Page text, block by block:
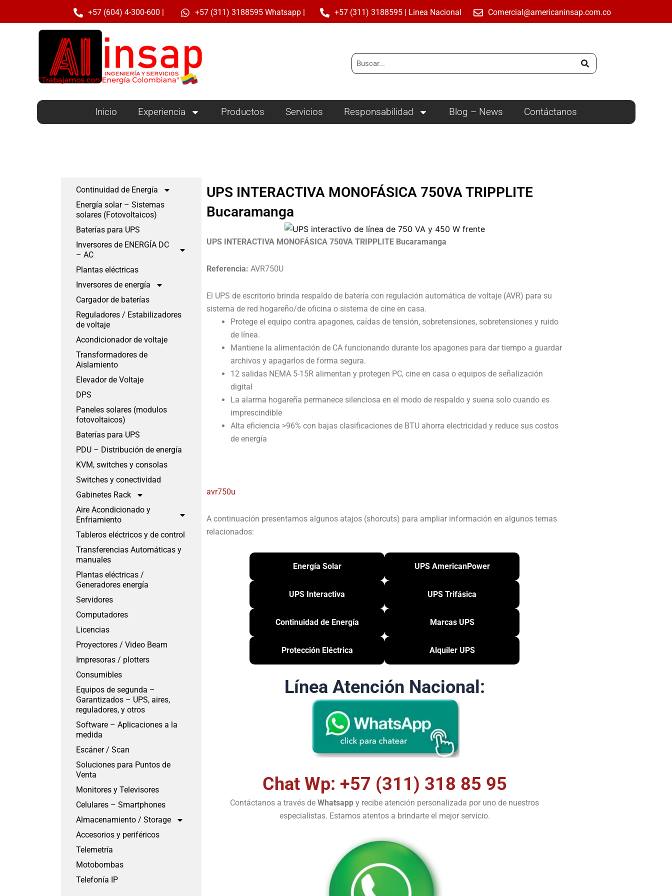
+57 (604) 4-300-600 | +57 (311) 3188595 Whatsapp | +57 (311) 3188595 | Linea Nacional Comercial@americaninsap.com.co
Inicio Experiencia Productos Servicios Responsabilidad Blog – News Contáctanos
Continuidad de Energía
Energía solar – Sistemas
solares (Fotovoltaicos)
Baterías para UPS
Inversores de ENERGÍA DC
– AC
Plantas eléctricas
Inversores de energía
Cargador de baterías
Reguladores / Estabilizadores
de voltaje
Acondicionador de voltaje
Transformadores de
Aislamiento
Elevador de Voltaje
DPS
Paneles solares (modulos
fotovoltaicos)
Baterías para UPS
PDU – Distribución de energía
KVM, switches y consolas
Switches y conectividad
Gabinetes Rack
Aire Acondicionado y
Enfriamiento
Tableros eléctricos y de control
Transferencias Automáticas y
manuales
Plantas eléctricas /
Generadores energía
Servidores
Computadores
Licencias
Proyectores / Video Beam
Impresoras / plotters
Consumibles
Equipos de segunda –
Garantizados – UPS, aires,
reguladores, y otros
Software – Aplicaciones a la
medida
Escáner / Scan
Soluciones para Puntos de
Venta
Monitores y Televisores
Celulares – Smartphones
Almacenamiento / Storage
Accesorios y periféricos
Telemetría
Motobombas
Telefonía IP
UPS INTERACTIVA MONOFÁSICA 750VA TRIPPLITE
Bucaramanga
UPS INTERACTIVA MONOFÁSICA 750VA TRIPPLITE Bucaramanga
Referencia: AVR750U
El UPS de escritorio brinda respaldo de batería con regulación automática de voltaje (AVR) para su
sistema de red hogareño/de oficina o sistema de cine en casa.
Protege el equipo contra apagones, caídas de tensión, sobretensiones, sobretensiones y ruido
de línea.
Mantiene la alimentación de CA funcionando durante los apagones para dar tiempo a guardar
archivos y apagarlos de forma segura.
12 salidas NEMA 5-15R alimentan y protegen PC, cine en casa o equipos de señalización
digital
La alarma hogareña permanece silenciosa en el modo de respaldo y suena solo cuando es
imprescindible
Alta eficiencia >96% con bajas clasificaciones de BTU ahorra electricidad y reduce sus costos
de energía
avr750u
A continuación presentamos algunos atajos (shorcuts) para ampliar información en algunos temas
relacionados:
Energía Solar UPS AmericanPower
UPS Interactiva UPS Trifásica
Continuidad de Energía Marcas UPS
Protección Eléctrica Alquiler UPS
Línea Atención Nacional:
Chat Wp: +57 (311) 318 85 95
Contáctanos a través deWhatsapp y recibe atención personalizada por uno de nuestros
especialistas. Estamos atentos a brindarte el mejor servicio.